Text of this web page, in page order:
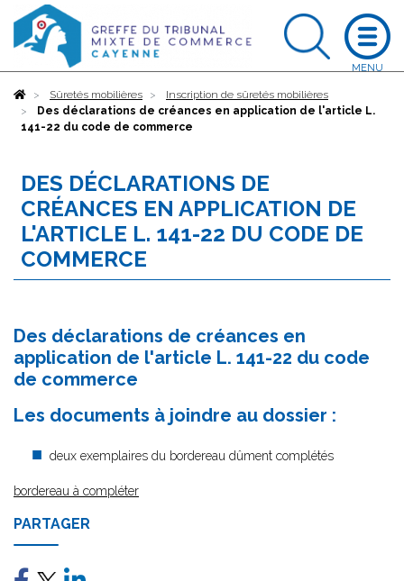
AccueilSûretés mobilières
Inscription de sûretés mobilières
Des déclarations de créances en application de l'article L.
141-22 du code de commerce
DES DÉCLARATIONS DE
CRÉANCES EN APPLICATION DE
L'ARTICLE L. 141-22 DU CODE DE
COMMERCE
Des déclarations de créances en
application de l'article L. 141-22 du code
de commerce
Les documents à joindre au dossier :
deux exemplaires du bordereau dûment complétés
bordereau à compléter
PARTAGER